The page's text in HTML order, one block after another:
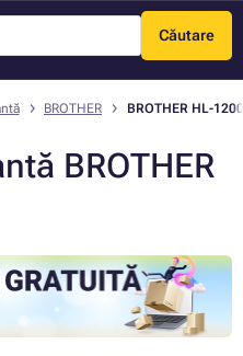
Căutare
Meniu
BROTHER BROTHER HL-
BROTHER